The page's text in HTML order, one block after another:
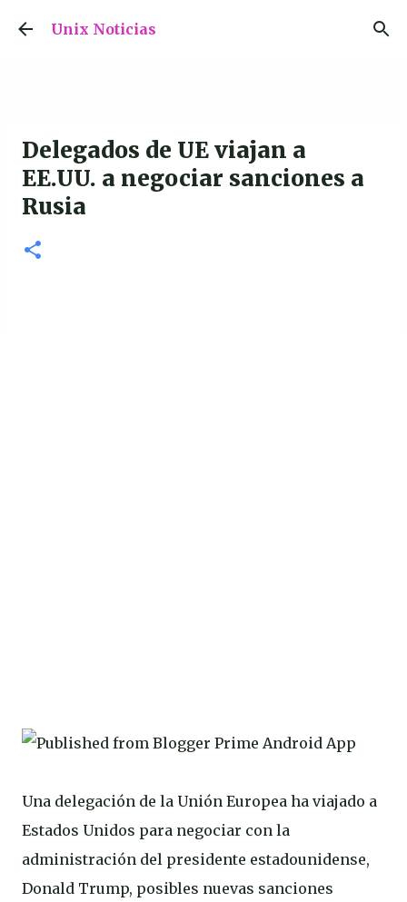
Ir al contenido principal
Unix Noticias
Delegados de UE viajan a
EE.UU. a negociar sanciones a
Rusia
Una delegación de la Unión Europea ha viajado a
Estados Unidos para negociar con la
administración del presidente estadounidense,
Donald Trump, posibles nuevas sanciones